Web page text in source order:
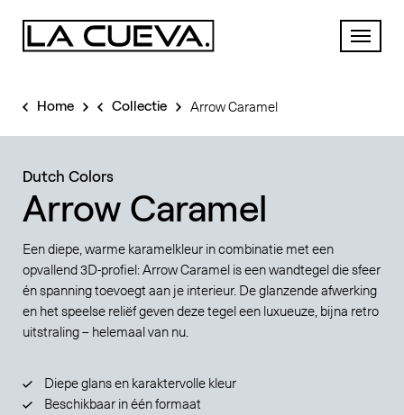
Home Collectie Arrow Caramel
Dutch Colors
Arrow Caramel
Een diepe, warme karamelkleur in combinatie met een
opvallend 3D-profiel: Arrow Caramel is een wandtegel die sfeer
én spanning toevoegt aan je interieur. De glanzende afwerking
en het speelse reliëf geven deze tegel een luxueuze, bijna retro
uitstraling – helemaal van nu.
Diepe glans en karaktervolle kleur
Beschikbaar in één formaat